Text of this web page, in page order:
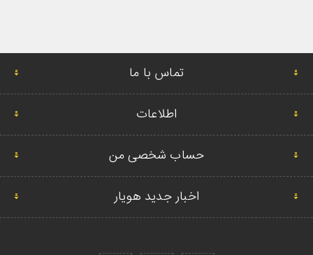
تماس با ما
اطلاعات
حساب شخصی من
اخبار جدید هویار